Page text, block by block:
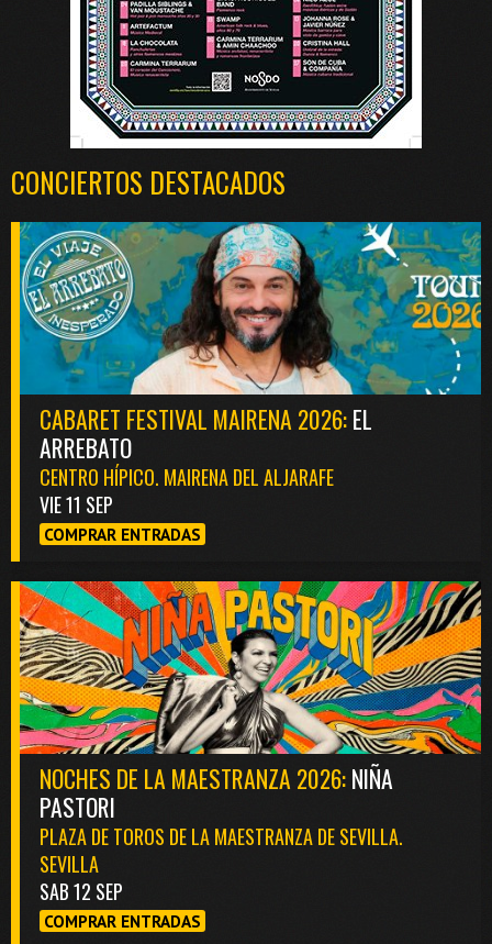
CONCIERTOS DESTACADOS
CABARET FESTIVAL MAIRENA 2026:EL
ARREBATO
CENTRO HÍPICO. MAIRENA DEL ALJARAFE
VIE 11 SEP
COMPRAR ENTRADAS
NOCHES DE LA MAESTRANZA 2026:NIÑA
PASTORI
PLAZA DE TOROS DE LA MAESTRANZA DE SEVILLA.
SEVILLA
SAB 12 SEP
COMPRAR ENTRADAS